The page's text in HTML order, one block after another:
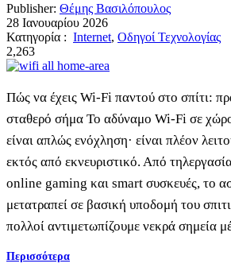
Publisher: Θέμης Βασιλόπουλος
28 Ιανουαρίου 2026
Κατηγορία : Internet, Οδηγοί Τεχνολογίας
2,263
Πώς να έχεις Wi-Fi παντού στο σπίτι:
σταθερό σήμα Το αδύναμο Wi-Fi σε
είναι απλώς ενόχληση· είναι πλέον
εκτός από εκνευριστικό. Από
online gaming και smart συσκευές, το
μετατραπεί σε βασική υποδομή του
πολλοί αντιμετωπίζουμε νεκρά σημεία
Περισσότερα